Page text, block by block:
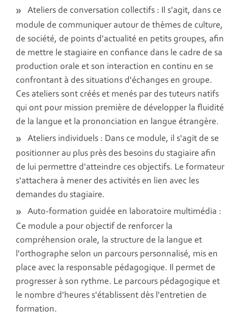
Ateliers de conversation collectifs : Il s'agit, dans ce
module de communiquer autour de thèmes de culture,
de société, de points d'actualité en petits groupes, afin
de mettre le stagiaire en confiance dans le cadre de sa
production orale et son interaction en continu en se
confrontant à des situations d'échanges en groupe.
Ces ateliers sont créés et menés par des tuteurs natifs
qui ont pour mission première de développer la fluidité
de la langue et la prononciation en langue étrangère.
Ateliers individuels : Dans ce module, il s'agit de se
positionner au plus près des besoins du stagiaire afin
de lui permettre d'atteindre ces objectifs. Le formateur
s'attachera à mener des activités en lien avec les
demandes du stagiaire.
Auto-formation guidée en laboratoire multimédia :
Ce module a pour objectif de renforcer la
compréhension orale, la structure de la langue et
l'orthographe selon un parcours personnalisé, mis en
place avec la responsable pédagogique. Il permet de
progresser à son rythme. Le parcours pédagogique et
le nombre d'heures s'établissent dès l'entretien de
formation.